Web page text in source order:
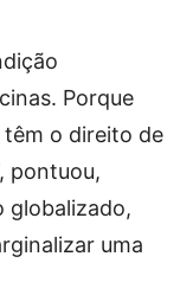
Porque
o direito de
pontuou,
globalizado,
uma